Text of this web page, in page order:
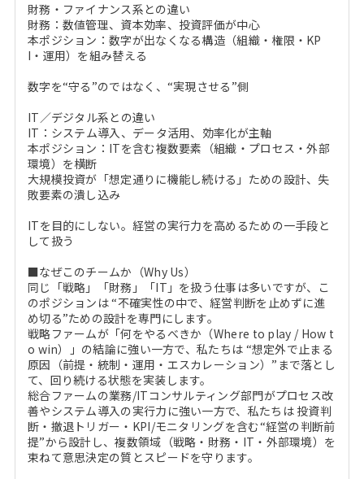
財務・ファイナンス系との違い
財務：数値管理、資本効率、投資評価が中心
本ポジション：数字が出なくなる構造（組織・権限・KP
I・運用）を組み替える
数字を“守る”のではなく、“実現させる”側
IT／デジタル系との違い
IT：システム導入、データ活用、効率化が主軸
本ポジション：ITを含む複数要素（組織・プロセス・外部
環境）を横断
大規模投資が「想定通りに機能し続ける」ための設計、失
敗要素の潰し込み
ITを目的にしない。経営の実行力を高めるための一手段と
して扱う
■なぜこのチームか（Why Us）
同じ「戦略」「財務」「IT」を扱う仕事は多いですが、こ
のポジションは “不確実性の中で、経営判断を止めずに進
め切る”ための設計を専門にします。
戦略ファームが「何をやるべきか（Where to play / How t
o win）」の結論に強い一方で、私たちは “想定外で止まる
原因（前提・統制・運用・エスカレーション）”まで落とし
て、回り続ける状態を実装します。
総合ファームの業務/ITコンサルティング部門がプロセス改
善やシステム導入の実行力に強い一方で、私たちは 投資判
断・撤退トリガー・KPI/モニタリングを含む“経営の判断前
提”から設計し、複数領域（戦略・財務・IT・外部環境）を
束ねて意思決定の質とスピードを守ります。